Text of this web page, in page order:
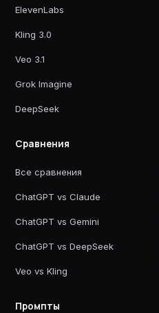
ElevenLabs
Kling 3.0
Veo 3.1
Grok Imagine
DeepSeek
Сравнения
Все сравнения
ChatGPT vs Claude
ChatGPT vs Gemini
ChatGPT vs DeepSeek
Veo vs Kling
Промпты